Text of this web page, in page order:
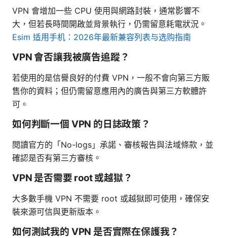
VPN 會增加一些 CPU 使用與網路封裝，通常影響不
大，但若長時間開啟並背景執行，仍需留意耗電狀況。
Esim 适用手机：2026年最新兼容列表与选购指南
VPN 會否讓我被廣告追蹤？
若使用的是信譽良好的付費 VPN，一般不會向第三方販
售你的資料；但仍需留意應用內的廣告與第三方軟體許
可。
如何判斷一個 VPN 的日誌政策？
閱讀官方的「No-logs」承諾、審核報告與法域條款，並
確認是否有第三方審核。
VPN 是否需要 root 或越獄？
大多數手機 VPN 不需要 root 或越獄即可使用，確保安
裝來源可信與更新版本。
如何測試我的 VPN 是否實際在保護我？